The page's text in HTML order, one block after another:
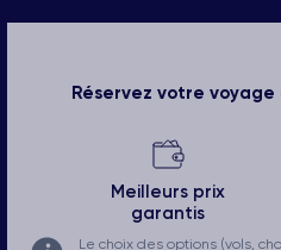
Réservez votre
Meilleurs prix
garantis
Le choix des options (vols,